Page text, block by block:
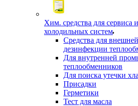
Хим. средства для сервиса
холодильных систем
Средства для
дезинфекции
Для внутренней
теплообменников
Для поиска утечки
Присадки
Герметики
Тест для масла